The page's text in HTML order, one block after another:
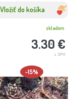
Vložiť do košíka
3.30 €
s DPH
skladom
-15%